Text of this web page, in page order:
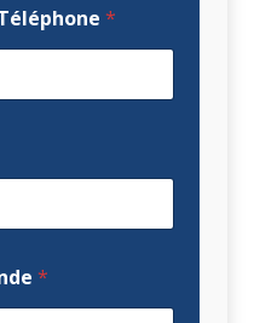
*
*